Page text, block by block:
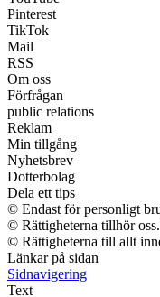
Pinterest
TikTok
Mail
RSS
Om oss
Förfrågan
public relations
Reklam
Min tillgång
Nyhetsbrev
Dotterbolag
Dela ett tips
© Endast för personligt
© Rättigheterna tillhör
© Rättigheterna till allt
Länkar på sidan
Sidnavigering
Text